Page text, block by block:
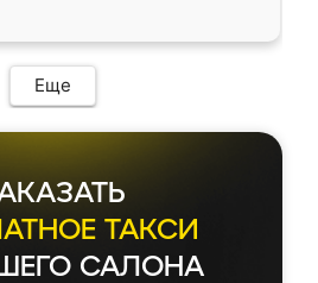
Еще
ТАКСИ
САЛОНА